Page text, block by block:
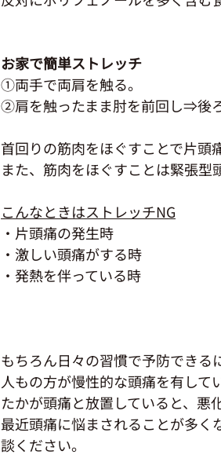
お家で簡単ストレッチ
①両手で両肩を触る。
②肩を触ったまま肘を前回し⇒後
首回りの筋肉をほぐすことで片頭
また、筋肉をほぐすことは緊張型
こんなときはストレッチNG
・片頭痛の発生時
・激しい頭痛がする時
・発熱を伴っている時
もちろん日々の習慣で予防でき
人もの方が慢性的な頭痛を有して
たかが頭痛と放置していると、悪
最近頭痛に悩まされることが多く
談ください。